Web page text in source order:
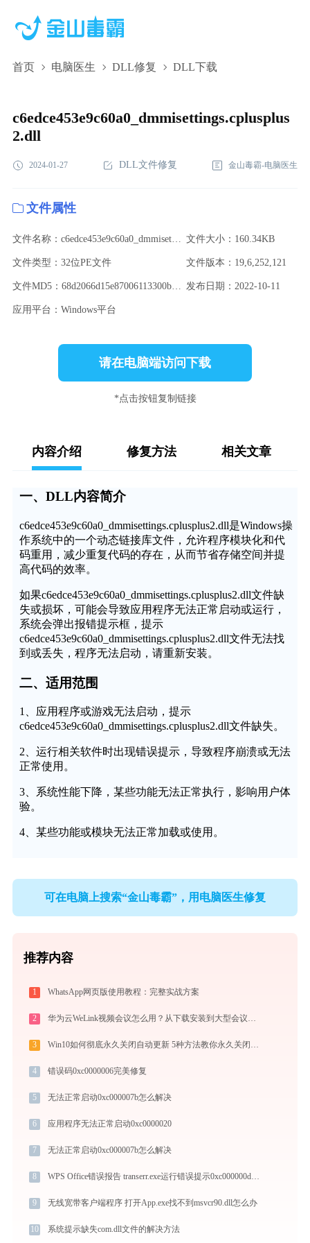
首页 电脑医生 DLL修复 DLL下载
c6edce453e9c60a0_dmmisettings.cplusplus
2.dll
2024-01-27 DLL文件修复 金山毒霸-电脑医生
文件属性
文件名称：c6edce453e9c60a0_dmmisettings.cplusplus2.dll 文件大小：160.34KB
文件类型：32位PE文件 文件版本：19,6,252,121
文件MD5：68d2066d15e87006113300bbabbc5cbe 发布日期：2022-10-11
应用平台：Windows平台
请在电脑端访问下载
*点击按钮复制链接
内容介绍 修复方法 相关文章
一、DLL内容简介
c6edce453e9c60a0_dmmisettings.cplusplus2.dll是Windows操
作系统中的一个动态链接库文件，允许程序模块化和代
码重用，减少重复代码的存在，从而节省存储空间并提
高代码的效率。
如果c6edce453e9c60a0_dmmisettings.cplusplus2.dll文件缺
失或损坏，可能会导致应用程序无法正常启动或运行，
系统会弹出报错提示框，提示
c6edce453e9c60a0_dmmisettings.cplusplus2.dll文件无法找
到或丢失，程序无法启动，请重新安装。
二、适用范围
1、应用程序或游戏无法启动，提示
c6edce453e9c60a0_dmmisettings.cplusplus2.dll文件缺失。
2、运行相关软件时出现错误提示，导致程序崩溃或无法
正常使用。
3、系统性能下降，某些功能无法正常执行，影响用户体
验。
4、某些功能或模块无法正常加载或使用。
可在电脑上搜索“金山毒霸”，用电脑医生修复
推荐内容
1 WhatsApp网页版使用教程：完整实战方案
2 华为云WeLink视频会议怎么用？从下载安装到大型会议主持的全流程指南
3 Win10如何彻底永久关闭自动更新 5种方法教你永久关闭win10自动更新
4 错误码0xc0000006完美修复
5 无法正常启动0xc000007b怎么解决
6 应用程序无法正常启动0xc0000020
7 无法正常启动0xc000007b怎么解决
8 WPS Office错误报告 transerr.exe运行错误提示0xc000000d的解决办法
9 无线宽带客户端程序 打开App.exe找不到msvcr90.dll怎么办
10 系统提示缺失com.dll文件的解决方法